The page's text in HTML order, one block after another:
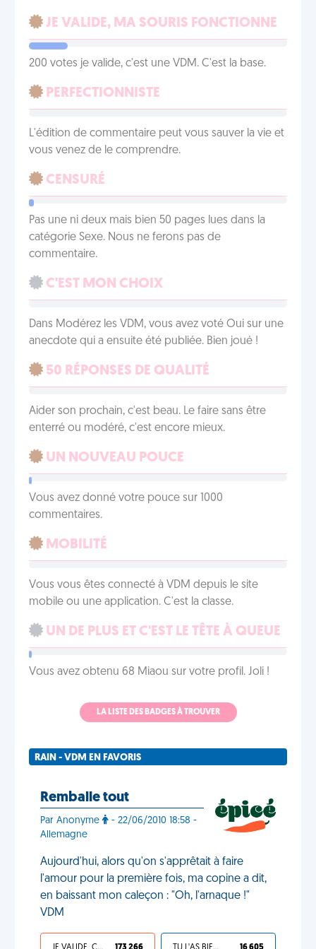
JE VALIDE, MA SOURIS FONCTIONNE
200 votes je valide, c'est une VDM. C'est la base.
PERFECTIONNISTE
L'édition de commentaire peut vous sauver la vie et
vous venez de le comprendre.
CENSURÉ
Pas une ni deux mais bien 50 pages lues dans la
catégorie Sexe. Nous ne ferons pas de
commentaire.
C'EST MON CHOIX
Dans Modérez les VDM, vous avez voté Oui sur une
anecdote qui a ensuite été publiée. Bien joué !
50 RÉPONSES DE QUALITÉ
Aider son prochain, c'est beau. Le faire sans être
enterré ou modéré, c'est encore mieux.
UN NOUVEAU POUCE
Vous avez donné votre pouce sur 1000
commentaires.
MOBILITÉ
Vous vous êtes connecté à VDM depuis le site
mobile ou une application. C'est la classe.
UN DE PLUS ET C'EST LE TÊTE À QUEUE
Vous avez obtenu 68 Miaou sur votre profil. Joli !
LA LISTE DES BADGES À TROUVER
RAIN - VDM EN FAVORIS
Remballe tout
Par Anonyme
- 22/06/2010 18:58 -
Allemagne
Aujourd'hui, alors qu'on s'apprêtait à faire
l'amour pour la première fois, ma copine a dit,
en baissant mon caleçon : "Oh, l'arnaque !"
VDM